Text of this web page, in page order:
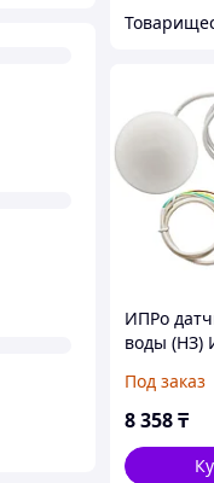
ИПРо
воды (НЗ)
Под заказ
8 358₸